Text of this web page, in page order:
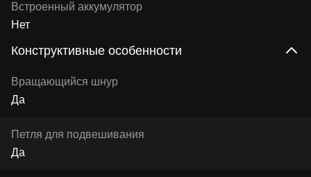
Встроенный аккумулятор
Нет
Конструктивные особенности
Вращающийся шнур
Да
Петля для подвешивания
Да